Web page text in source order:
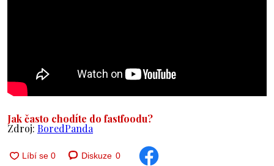
Jak často chodíte do fastfoodu?
Zdroj: BoredPanda
Diskuze 0